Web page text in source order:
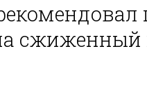
сжиженный